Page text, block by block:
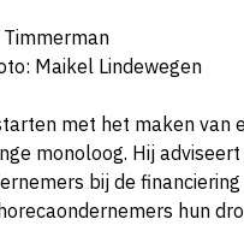
Timmerman
Maikel Lindewegen
met het maken van
monoloog. Hij
bij de
hun